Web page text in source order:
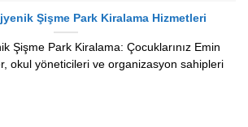
Şişme Park Kiralama Hizmetleri
Şişme Park Kiralama: Çocuklarınız Emin
okul yöneticileri ve organizasyon sahipleri